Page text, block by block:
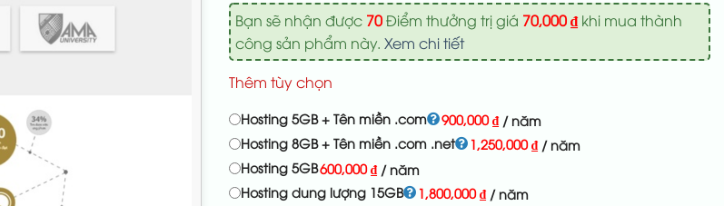
Bạn sẽ nhận được 70Điểm thưởng trị giá 70,000₫khi mua thành
công sản phẩm này. Xem chi tiết
Thêm tùy chọn
Hosting 5GB + Tên miền .com 900,000₫ / năm
Hosting 8GB + Tên miền .com .net
1,250,000₫ / năm
Hosting 5GB600,000₫ / năm
Hosting dung lượng 15GB
1,800,000₫ / năm